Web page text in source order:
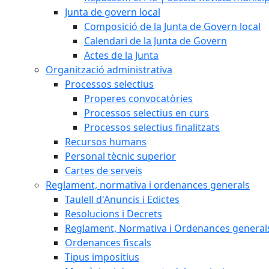
Junta de govern local
Composició de la Junta de Govern local
Calendari de la Junta de Govern
Actes de la Junta
Organització administrativa
Processos selectius
Properes convocatòries
Processos selectius en curs
Processos selectius finalitzats
Recursos humans
Personal tècnic superior
Cartes de serveis
Reglament, normativa i ordenances generals
Taulell d'Anuncis i Edictes
Resolucions i Decrets
Reglament, Normativa i Ordenances
Ordenances fiscals
Tipus impositius